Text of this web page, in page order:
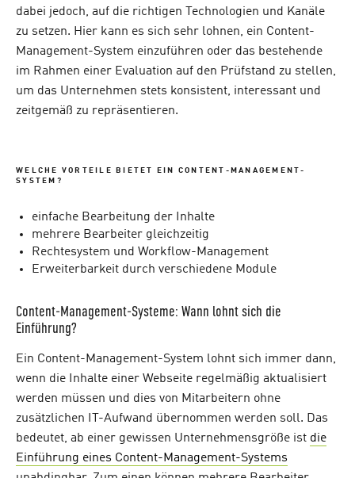
dabei jedoch, auf die richtigen Technologien und Kanäle
zu setzen. Hier kann es sich sehr lohnen, ein Content-
Management-System einzuführen oder das bestehende
im Rahmen einer Evaluation auf den Prüfstand zu stellen,
um das Unternehmen stets konsistent, interessant und
zeitgemäß zu repräsentieren.
WELCHE VORTEILE BIETET EIN CONTENT-MANAGEMENT-
SYSTEM?
einfache Bearbeitung der Inhalte
mehrere Bearbeiter gleichzeitig
Rechtesystem und Workflow-Management
Erweiterbarkeit durch verschiedene Module
Content-Management-Systeme: Wann lohnt sich die
Einführung?
Ein Content-Management-System lohnt sich immer dann,
wenn die Inhalte einer Webseite regelmäßig aktualisiert
werden müssen und dies von Mitarbeitern ohne
zusätzlichen IT-Aufwand übernommen werden soll. Das
bedeutet, ab einer gewissen Unternehmensgröße ist die
Einführung eines Content-Management-Systems